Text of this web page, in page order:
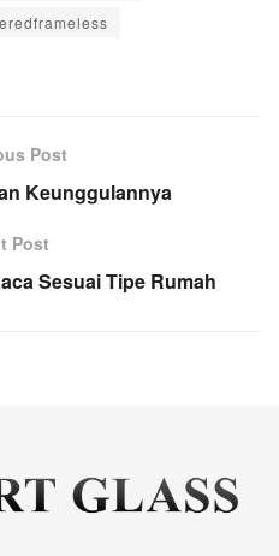
Post
Keunggulannya
Post
Sesuai Tipe Rumah